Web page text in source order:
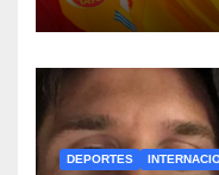
migratoria
DEPORTES